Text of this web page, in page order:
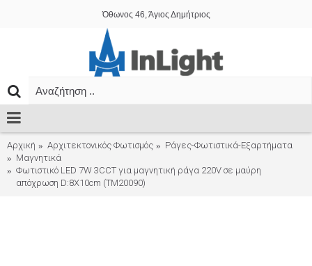
Όθωνος 46, Άγιος Δημήτριος
Αρχική Αρχιτεκτονικός Φωτισμός
Ράγες-Φωτιστικά-Εξαρτήματα
Μαγνητικά
Φωτιστικό LED 7W 3CCT για μαγνητική ράγα 220V σε μαύρη
απόχρωση D:8X10cm (TM20090)